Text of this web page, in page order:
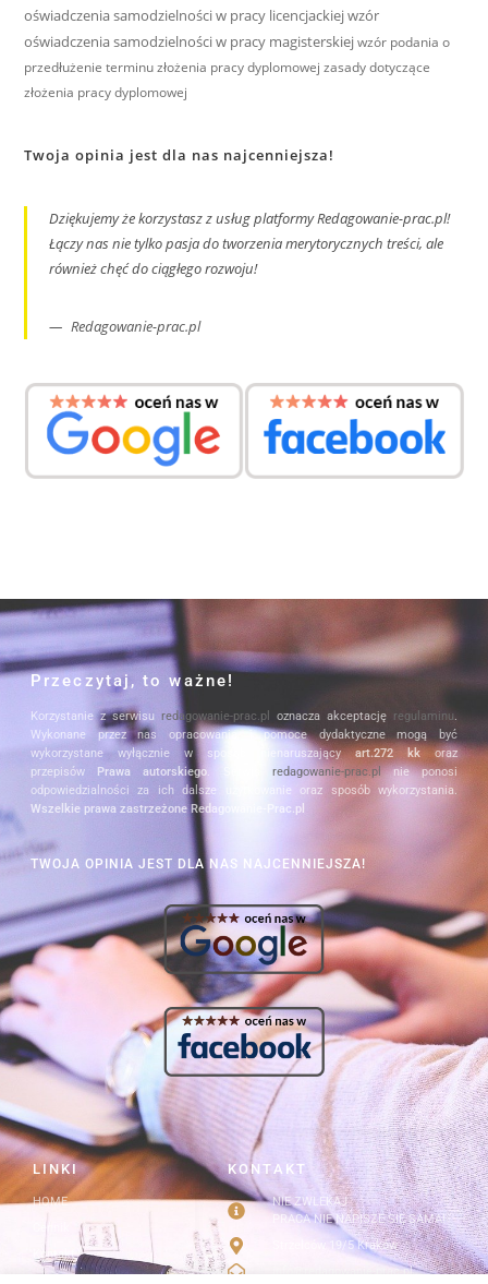
oświadczenia samodzielności w pracy licencjackiejwzór
oświadczenia samodzielności w pracy magisterskiej wzór podania o
przedłużenie terminu złożenia pracy dyplomowej zasady dotyczące
złożenia pracy dyplomowej
Twoja opinia jest dla nas najcenniejsza!
Dziękujemy że korzystasz z usług platformy Redagowanie-prac.pl!
Łączy nas nie tylko pasja do tworzenia merytorycznych treści, ale
również chęć do ciągłego rozwoju!
Redagowanie-prac.pl
KONTAKT
NIE ZWLEKAJ
PRACA NIE NAPISZE SIĘ SAMA!
Strzelców 19/5 Kraków
info@redagowanie-prac.pl
LINKI
HOME
Kontakt
Przeczytaj, to ważne!
Korzystanie z serwisu redagowanie-prac.pl oznacza akceptację regulaminu.
Wykonane przez nas opracowania i pomoce dydaktyczne mogą być
wykorzystane wyłącznie w sposób nienaruszającyart.272 kkoraz
przepisów Prawa autorskiego. Serwis redagowanie-prac.pl nie ponosi
odpowiedzialności za ich dalsze użytkowanie oraz sposób wykorzystania.
Wszelkie prawa zastrzeżone Redagowanie-Prac.pl
TWOJA OPINIA JEST DLA NAS NAJCENNIEJSZA!